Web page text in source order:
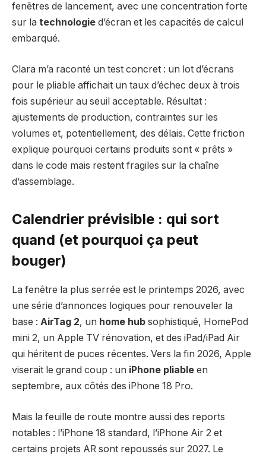
fenêtres de lancement, avec une concentration forte
sur la technologie d’écran et les capacités de calcul
embarqué.
Clara m’a raconté un test concret : un lot d’écrans
pour le pliable affichait un taux d’échec deux à trois
fois supérieur au seuil acceptable. Résultat :
ajustements de production, contraintes sur les
volumes et, potentiellement, des délais. Cette friction
explique pourquoi certains produits sont « prêts »
dans le code mais restent fragiles sur la chaîne
d’assemblage.
Calendrier prévisible : qui sort
quand (et pourquoi ça peut
bouger)
La fenêtre la plus serrée est le printemps 2026, avec
une série d’annonces logiques pour renouveler la
base : AirTag 2, un home hub sophistiqué, HomePod
mini 2, un Apple TV rénovation, et des iPad/iPad Air
qui héritent de puces récentes. Vers la fin 2026, Apple
viserait le grand coup : un iPhone pliable en
septembre, aux côtés des iPhone 18 Pro.
Mais la feuille de route montre aussi des reports
notables : l’iPhone 18 standard, l’iPhone Air 2 et
certains projets AR sont repoussés sur 2027. Le